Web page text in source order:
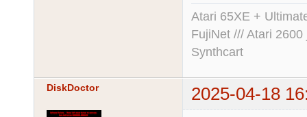
Atari 65XE +
FujiNet /// Atari
Synthcart
DiskDoctor 2025-04-18